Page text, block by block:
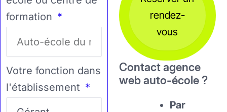
rendez-
vous
Contact agence
web auto-école ?
Par
formation
Votre fonction dans
l'établissement